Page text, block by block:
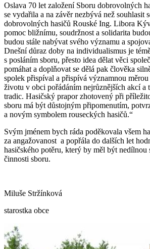
Oslava 70 let založení Sboru dobrovolných
se vydařila a na závěr nezbývá než souhlasit
dobrovolných hasičů Rouské Ing. Libora
pomoc bližnímu, soudržnost a solidarita
budou stále nabývat svého významu a
Dnešní důraz doby na individualismus je
s posláním sboru, přesto idea dělat věci
pomáhat a doplňovat se dělá pak člověka
spolek přispíval a přispívá významnou měrou
životu v obci pořádáním nejrůznějších akcí a
tradic. Hasičský prapor zhotovený při
sboru má být důstojným připomenutím,
a novým symbolem rouseckých hasičů.“
Svým jménem bych ráda poděkovala všem
za angažovanost a popřála do dalších let
hasičského potěru, který by měl být nedílnou
činnosti sboru.
Miluše Stržínková
starostka obce